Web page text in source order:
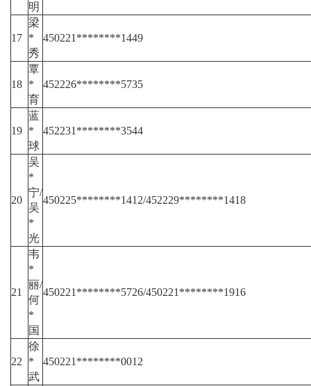
明
17
梁
*
秀
450221********1449
18
覃
*
育
452226********5735
19
蓝
*
球
452231********3544
20
吴
*
宁/
吴
*
光
450225********1412/452229********1418
21
韦
*
丽/
何
*
国
450221********5726/450221********1916
22
徐
*
武
450221********0012